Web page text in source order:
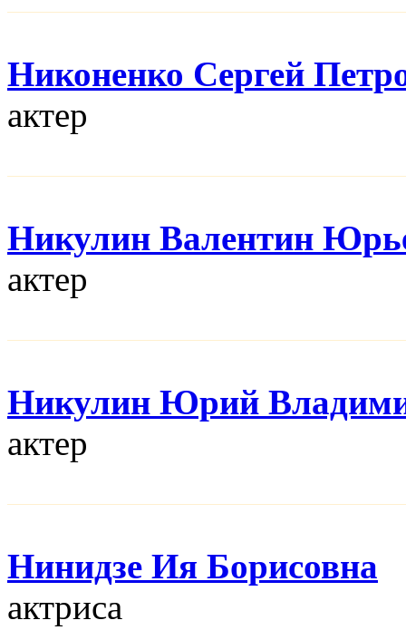
Никоненко Сергей
актер
Никулин Валентин
актер
Никулин Юрий
актер
Нинидзе Ия Борисовна
актриса